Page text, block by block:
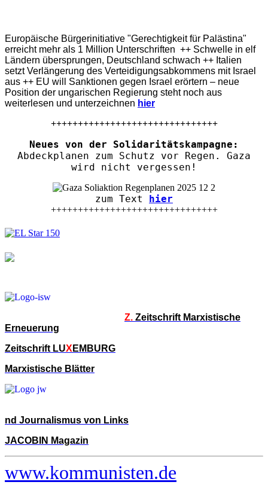
Europäische Bürgerinitiative "Gerechtigkeit für Palästina"
erreicht mehr als 1 Million Unterschriften ++ Schwelle in elf
Ländern übersprungen, Deutschland schwach ++ Italien
setzt Verlängerung des Verteidigungsabkommens mit Israel
aus ++ EU will Sanktionen gegen Israel erörtern – neue
Position der ungarischen Regierung steht noch aus
weiterlesen und unterzeichnen hier
+++++++++++++++++++++++++++++++
Neues von der Solidaritätskampagne:
Abdeckplanen zum Schutz vor Regen. Gaza
wird nicht vergessen!
zum Text hier
+++++++++++++++++++++++++++++++
Z. Zeitschrift Marxistische
Erneuerung
Zeitschrift LUX EMBURG
Marxistische Blätter
nd Journalismus von Links
JACOBIN Magazin
www.kommunisten.de